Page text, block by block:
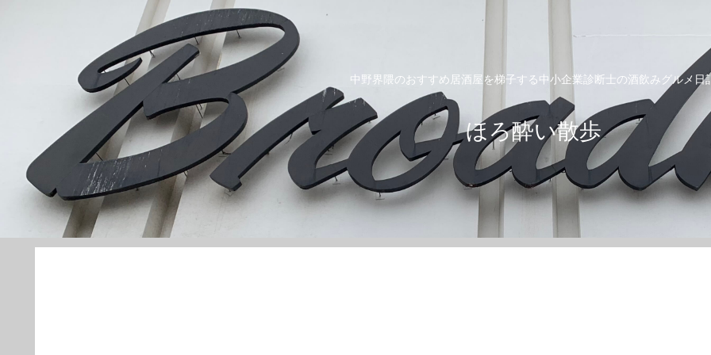
中野界隈のおすすめ居酒屋を梯子する中小企業診断士の酒飲みグルメ日
ほろ酔い散歩